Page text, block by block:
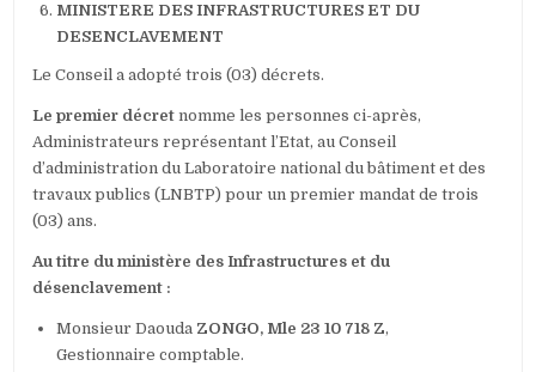
MINISTERE DES INFRASTRUCTURES ET DU
DESENCLAVEMENT
Le Conseil a adopté trois (03) décrets.
Le premier décret nomme les personnes ci-après,
Administrateurs représentant l’Etat, au Conseil
d’administration du Laboratoire national du bâtiment et des
travaux publics (LNBTP) pour un premier mandat de trois
(03) ans.
Au titre du ministère des Infrastructures et du
désenclavement :
Monsieur Daouda ZONGO, Mle 23 10 718 Z,
Gestionnaire comptable.